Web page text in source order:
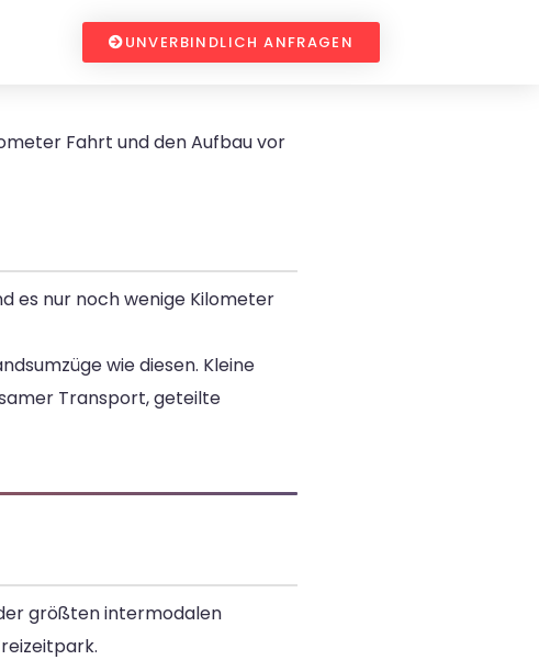
UNVERBINDLICH ANFRAGEN
Fahrt und den Aufbau vor
es nur noch wenige Kilometer
wie diesen. Kleine
Transport, geteilte
größten intermodalen